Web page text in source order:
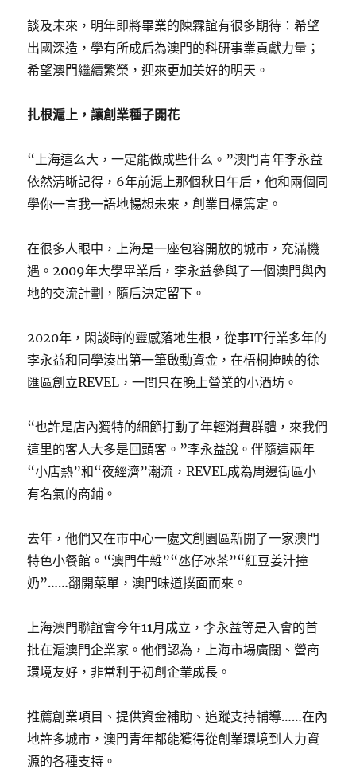
談及未來，明年即將畢業的陳霖誼有很多期待：希望
出國深造，學有所成后為澳門的科研事業貢獻力量；
希望澳門繼續繁榮，迎來更加美好的明天。
扎根滬上，讓創業種子開花
“上海這么大，一定能做成些什么。”澳門青年李永益
依然清晰記得，6年前滬上那個秋日午后，他和兩個同
學你一言我一語地暢想未來，創業目標篤定。
在很多人眼中，上海是一座包容開放的城市，充滿機
遇。2009年大學畢業后，李永益參與了一個澳門與內
地的交流計劃，隨后決定留下。
2020年，閑談時的靈感落地生根，從事IT行業多年的
李永益和同學湊出第一筆啟動資金，在梧桐掩映的徐
匯區創立REVEL，一間只在晚上營業的小酒坊。
“也許是店內獨特的細節打動了年輕消費群體，來我們
這里的客人大多是回頭客。”李永益說。伴隨這兩年
“小店熱”和“夜經濟”潮流，REVEL成為周邊街區小
有名氣的商鋪。
去年，他們又在市中心一處文創園區新開了一家澳門
特色小餐館。“澳門牛雜”“氹仔冰茶”“紅豆姜汁撞
奶”……翻開菜單，澳門味道撲面而來。
上海澳門聯誼會今年11月成立，李永益等是入會的首
批在滬澳門企業家。他們認為，上海市場廣闊、營商
環境友好，非常利于初創企業成長。
推薦創業項目、提供資金補助、追蹤支持輔導……在內
地許多城市，澳門青年都能獲得從創業環境到人力資
源的各種支持。